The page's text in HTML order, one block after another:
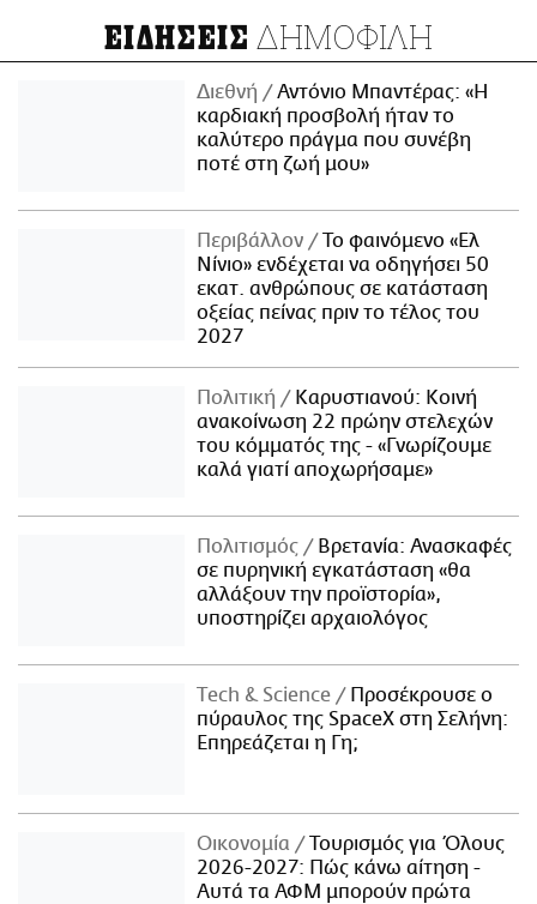
ΕΙΔΗΣΕΙΣ ΔΗΜΟΦΙΛΗ
Διεθνή
Αντόνιο Μπαντέρας: «Η
καρδιακή προσβολή ήταν το
καλύτερο πράγμα που συνέβη
ποτέ στη ζωή μου»
Περιβάλλον
Το φαινόμενο «Ελ
Νίνιο» ενδέχεται να οδηγήσει 50
εκατ. ανθρώπους σε κατάσταση
οξείας πείνας πριν το τέλος του
2027
Πολιτική
Καρυστιανού: Κοινή
ανακοίνωση 22 πρώην στελεχών
του κόμματός της - «Γνωρίζουμε
καλά γιατί αποχωρήσαμε»
Πολιτισμός
Βρετανία: Ανασκαφές
σε πυρηνική εγκατάσταση «θα
αλλάξουν την προϊστορία»,
υποστηρίζει αρχαιολόγος
Τech & Science
Προσέκρουσε ο
πύραυλος της SpaceX στη Σελήνη:
Επηρεάζεται η Γη;
Οικονομία
Τουρισμός για Όλους
2026-2027: Πώς κάνω αίτηση -
Αυτά τα ΑΦΜ μπορούν πρώτα